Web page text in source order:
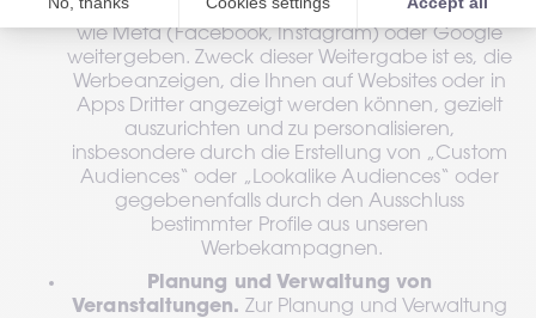
Social-Media- oder Online-Werbeplattformen
wie Meta (Facebook, Instagram) oder Google
weitergeben. Zweck dieser Weitergabe ist es, die
Werbeanzeigen, die Ihnen auf Websites oder in
Apps Dritter angezeigt werden können, gezielt
auszurichten und zu personalisieren,
insbesondere durch die Erstellung von „Custom
Audiences“ oder „Lookalike Audiences“ oder
gegebenenfalls durch den Ausschluss
bestimmter Profile aus unseren
Werbekampagnen.
Planung und Verwaltung von
Veranstaltungen. Zur Planung und Verwaltung